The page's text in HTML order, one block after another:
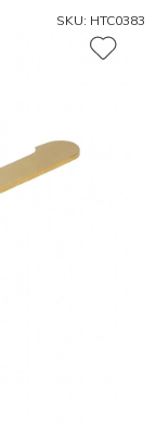
SKU: HTC0383